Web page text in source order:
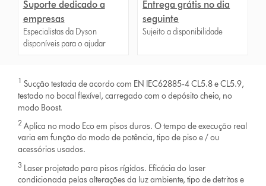
Suporte dedicado a
empresas
Especialistas da Dyson
disponíveis para o ajudar
Entrega grátis no dia
seguinte
Sujeito a disponibilidade
1 Sucção testada de acordo com EN IEC62885-4 CL5.8 e CL5.9,
testado no bocal flexível, carregado com o depósito cheio, no
modo Boost.
2 Aplica no modo Eco em pisos duros. O tempo de execução real
varia em função do modo de potência, tipo de piso e / ou
acessórios usados.
3 Laser projetado para pisos rígidos. Eficácia do laser
condicionada pelas alterações da luz ambiente, tipo de detritos e